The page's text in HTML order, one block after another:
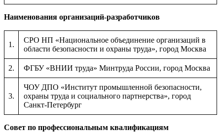
Наименования организаций-разработчиков
1.
СРО НП «Национальное объединение организаций в
области безопасности и охраны труда», город Москва
2. ФГБУ «ВНИИ труда» Минтруда России, город Москва
3.
ЧОУ ДПО «Институт промышленной безопасности,
охраны труда и социального партнерства», город
Санкт-Петербург
Совет по профессиональным квалификациям